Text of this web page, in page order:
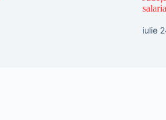
iulie